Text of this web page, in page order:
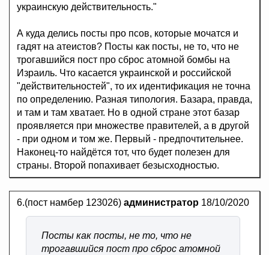
украинскую действительность."
А куда делись посты про псов, которые мочатся и
гадят на атеистов? Посты как посты, не то, что не
трогавшийся пост про сброс атомной бомбы на
Израиль. Что касается украинской и российской
"действительностей", то их идентификация не точна
по определению. Разная типология. Базара, правда,
и там и там хватает. Но в одной стране этот базар
проявляется при множестве правителей, а в другой
- при одном и том же. Первый - предпочтительнее.
Наконец-то найдётся тот, что будет полезен для
страны. Второй попахивает безысходностью.
6.(пост намбер 123026) администратор 18/10/2020
Посты как посты, не то, что не
трогавшийся пост про сброс атомной